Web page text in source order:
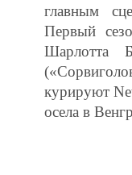
главным
Первый
Шарлотта
курируют
осела в